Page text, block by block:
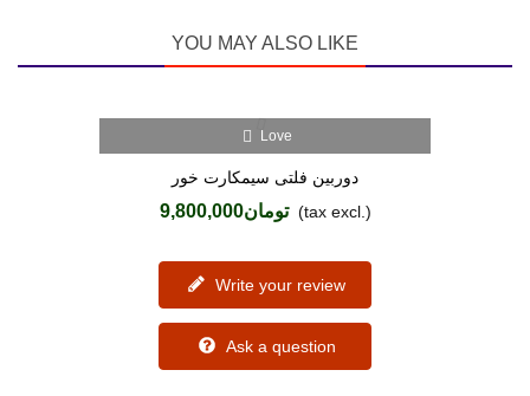
YOU MAY ALSO LIKE
Love
دوربین فلتی سیمکارت خور
تومان9,800,000 (tax excl.)
Write your review
Ask a question